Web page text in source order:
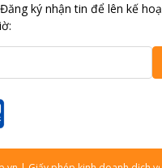
Đăng ký nhận tin để lên kế
: